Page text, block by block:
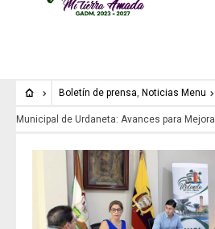
Boletín de prensa, Noticias Menu
Municipal de Urdaneta: Avances para